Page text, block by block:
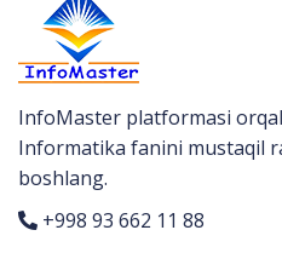
InfoMaster platformasi
Informatika fanini mustaqil
boshlang.
+998 93 662 11 88